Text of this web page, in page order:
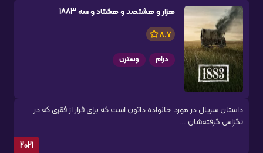
هزار و هشتصد و هشتاد و سه 1883
8.7
درام وسترن
داستان سریال در مورد خانواده داتون است که برای فرار از فقری که در
تگزاس گرفته‌شان ...
2021